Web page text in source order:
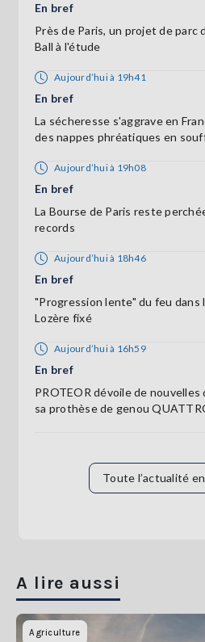
En bref
Près de Paris, un projet de
Ball à l'étude
Aujourd’hui à 19h41
En bref
La sécheresse s'aggrave en
des nappes phréatiques en
Aujourd’hui à 19h08
En bref
La Bourse de Paris reste
records
Aujourd’hui à 18h46
En bref
"Progression lente" du feu dans
Lozère fixé
Aujourd’hui à 16h59
En bref
PROTEOR dévoile de
sa prothèse de genou
Toute l’actualité
A lire aussi
Agriculture